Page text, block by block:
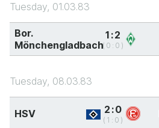
Tuesday, 01.03.83
Bor.
Mönchengladbach
1:2
(0:0)
Tuesday, 08.03.83
HSV 2:0
(1:0)